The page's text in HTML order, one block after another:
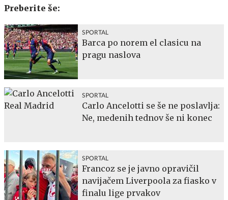
Preberite še:
SPORTAL
Barca po norem el clasicu na
pragu naslova
SPORTAL
Carlo Ancelotti se še ne poslavlja:
Ne, medenih tednov še ni konec
SPORTAL
Francoz se je javno opravičil
navijačem Liverpoola za fiasko v
finalu lige prvakov